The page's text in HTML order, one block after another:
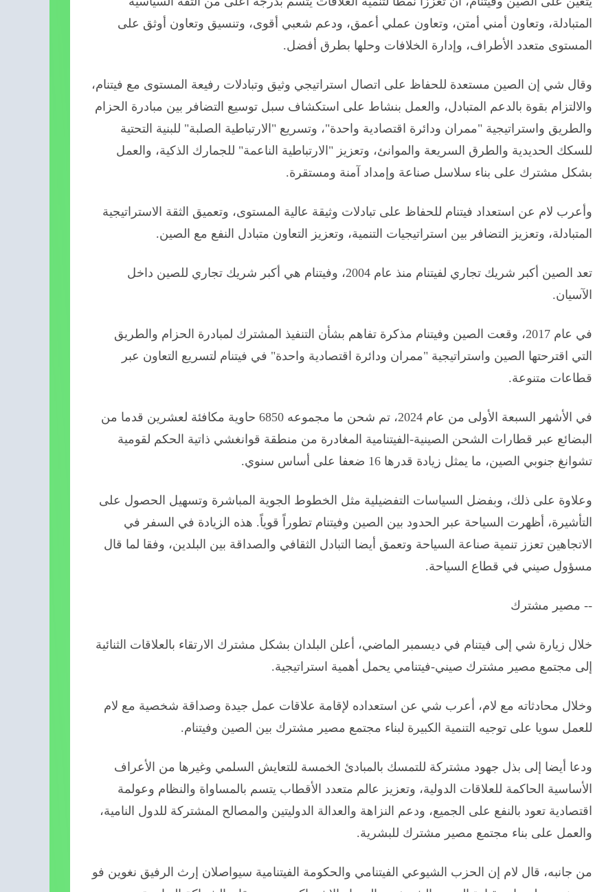
المتبادلة، وتعاون أمني أمتن، وتعاون عملي أعمق، ودعم شعبي أقوى، وتنسيق وتعاون أوثق على
المستوى متعدد الأطراف، وإدارة الخلافات وحلها بطرق أفضل.
وقال شي إن الصين مستعدة للحفاظ على اتصال استراتيجي وثيق وتبادلات رفيعة المستوى مع فيتنام،
والالتزام بقوة بالدعم المتبادل، والعمل بنشاط على استكشاف سبل توسيع التضافر بين مبادرة الحزام
والطريق واستراتيجية "ممران ودائرة اقتصادية واحدة"، وتسريع "الارتباطية الصلبة" للبنية التحتية
للسكك الحديدية والطرق السريعة والموانئ، وتعزيز "الارتباطية الناعمة" للجمارك الذكية، والعمل
بشكل مشترك على بناء سلاسل صناعة وإمداد آمنة ومستقرة.
وأعرب لام عن استعداد فيتنام للحفاظ على تبادلات وثيقة عالية المستوى، وتعميق الثقة الاستراتيجية
المتبادلة، وتعزيز التضافر بين استراتيجيات التنمية، وتعزيز التعاون متبادل النفع مع الصين.
تعد الصين أكبر شريك تجاري لفيتنام منذ عام 2004، وفيتنام هي أكبر شريك تجاري للصين داخل
الآسيان.
في عام 2017، وقعت الصين وفيتنام مذكرة تفاهم بشأن التنفيذ المشترك لمبادرة الحزام والطريق
التي اقترحتها الصين واستراتيجية "ممران ودائرة اقتصادية واحدة" في فيتنام لتسريع التعاون عبر
قطاعات متنوعة.
في الأشهر السبعة الأولى من عام 2024، تم شحن ما مجموعه 6850 حاوية مكافئة لعشرين قدما من
البضائع عبر قطارات الشحن الصينية-الفيتنامية المغادرة من منطقة قوانغشي ذاتية الحكم لقومية
تشوانغ جنوبي الصين، ما يمثل زيادة قدرها 16 ضعفا على أساس سنوي.
وعلاوة على ذلك، وبفضل السياسات التفضيلية مثل الخطوط الجوية المباشرة وتسهيل الحصول على
التأشيرة، أظهرت السياحة عبر الحدود بين الصين وفيتنام تطوراً قوياً. هذه الزيادة في السفر في
الاتجاهين تعزز تنمية صناعة السياحة وتعمق أيضا التبادل الثقافي والصداقة بين البلدين، وفقا لما قال
مسؤول صيني في قطاع السياحة.
-- مصير مشترك
خلال زيارة شي إلى فيتنام في ديسمبر الماضي، أعلن البلدان بشكل مشترك الارتقاء بالعلاقات الثنائية
إلى مجتمع مصير مشترك صيني-فيتنامي يحمل أهمية استراتيجية.
وخلال محادثاته مع لام، أعرب شي عن استعداده لإقامة علاقات عمل جيدة وصداقة شخصية مع لام
للعمل سويا على توجيه التنمية الكبيرة لبناء مجتمع مصير مشترك بين الصين وفيتنام.
ودعا أيضا إلى بذل جهود مشتركة للتمسك بالمبادئ الخمسة للتعايش السلمي وغيرها من الأعراف
الأساسية الحاكمة للعلاقات الدولية، وتعزيز عالم متعدد الأقطاب يتسم بالمساواة والنظام وعولمة
اقتصادية تعود بالنفع على الجميع، ودعم النزاهة والعدالة الدوليتين والمصالح المشتركة للدول النامية،
والعمل على بناء مجتمع مصير مشترك للبشرية.
من جانبه، قال لام إن الحزب الشيوعي الفيتنامي والحكومة الفيتنامية سيواصلان إرث الرفيق نغوين فو